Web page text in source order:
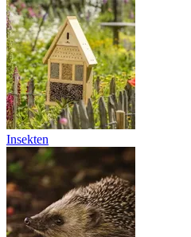
Insekten